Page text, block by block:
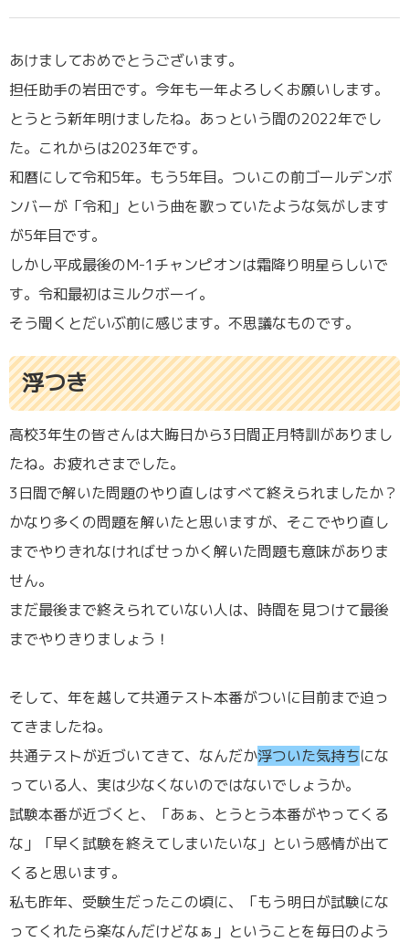
あけましておめでとうございます。
担任助手の岩田です。今年も一年よろしくお願いします。
とうとう新年明けましたね。あっという間の2022年でし
た。これからは2023年です。
和暦にして令和5年。もう5年目。ついこの前ゴールデンボ
ンバーが「令和」という曲を歌っていたような気がします
が5年目です。
しかし平成最後のM-1チャンピオンは霜降り明星らしいで
す。令和最初はミルクボーイ。
そう聞くとだいぶ前に感じます。不思議なものです。
浮つき
高校3年生の皆さんは大晦日から3日間正月特訓がありまし
たね。お疲れさまでした。
3日間で解いた問題のやり直しはすべて終えられましたか？
かなり多くの問題を解いたと思いますが、そこでやり直し
までやりきれなければせっかく解いた問題も意味がありま
せん。
まだ最後まで終えられていない人は、時間を見つけて最後
までやりきりましょう！
そして、年を越して共通テスト本番がついに目前まで迫っ
てきましたね。
共通テストが近づいてきて、なんだか浮ついた気持ちにな
っている人、実は少なくないのではないでしょうか。
試験本番が近づくと、「あぁ、とうとう本番がやってくる
な」「早く試験を終えてしまいたいな」という感情が出て
くると思います。
私も昨年、受験生だったこの頃に、「もう明日が試験にな
ってくれたら楽なんだけどなぁ」ということを毎日のよう